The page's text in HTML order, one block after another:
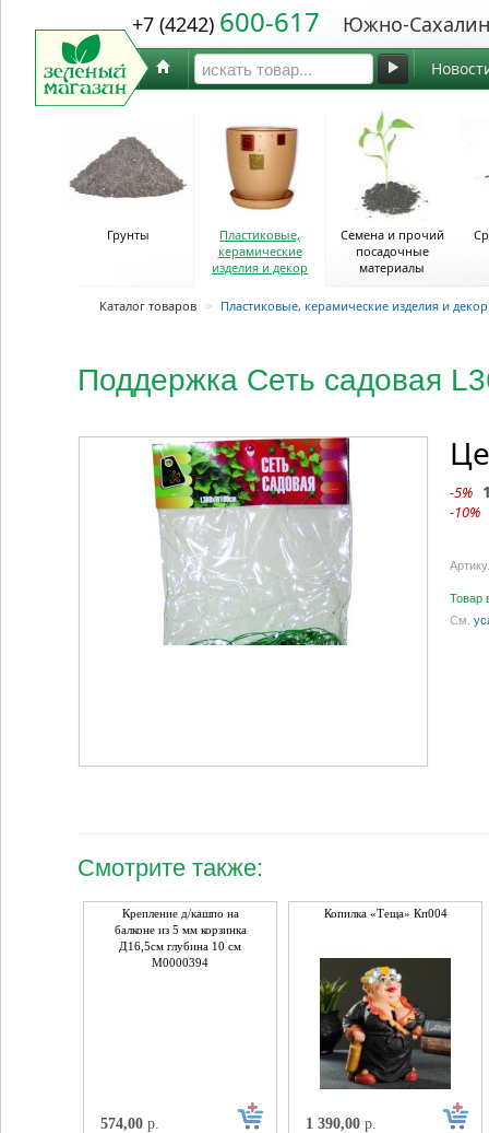
+7 (4242) 600-617 Южно-
Грунты
Пластиковые,
керамические
изделия и декор
Семена и прочий
посадочные
материалы
Каталог товаров > Пластиковые, керамические изделия и декор
Поддержка Сеть садовая
-5%
-10%
Товар
См.
Смотрите также:
Крепление д/кашпо на
балконе из 5 мм корзинка
Д16,5см глубина 10 см
М0000394
574,00 р.
Копилка «Теща» Кп004
1 390,00 р.